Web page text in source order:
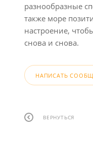
разнообразные
также море
настроение,
снова и снова.
НАПИСАТЬ
ВЕРНУТЬСЯ